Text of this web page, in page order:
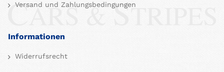
Versand und Zahlungsbedingungen
Informationen
Widerrufsrecht